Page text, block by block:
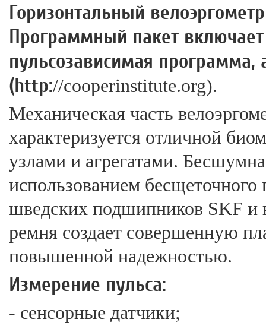
Горизонтальный
Программный пакет
пульсозависимая программа,
(http://cooperinstitute.org).
Механическая часть
характеризуется отличной
узлами и агрегатами.
использованием
шведских подшипников SKF и
ремня создает совершенную
повышенной надежностью.
Измерение пульса:
- сенсорные датчики;